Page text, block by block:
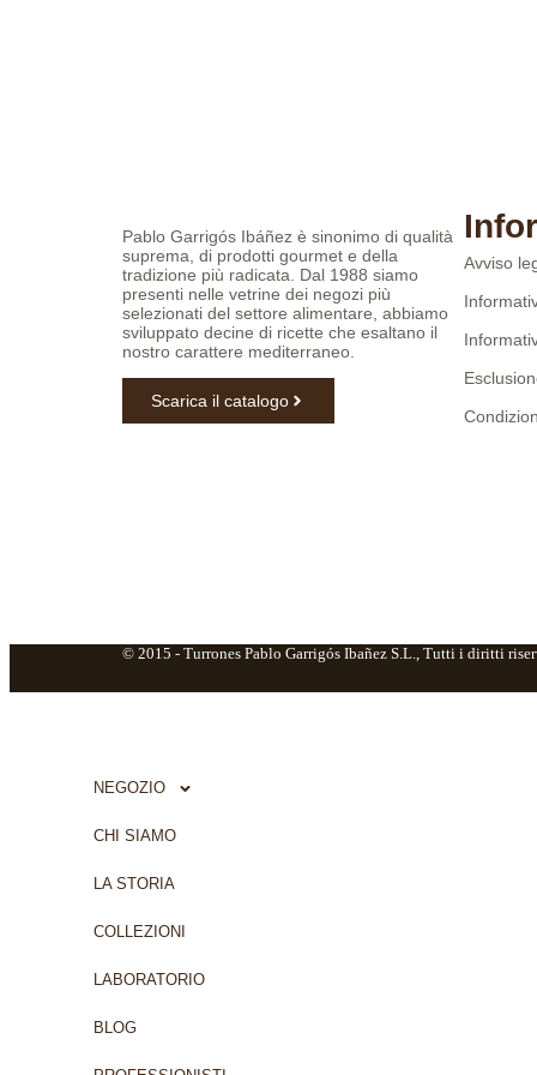
Pablo Garrigós Ibáñez è sinonimo di qualità
suprema, di prodotti gourmet e della
tradizione più radicata. Dal 1988 siamo
presenti nelle vetrine dei negozi più
selezionati del settore alimentare, abbiamo
sviluppato decine di ricette che esaltano il
nostro carattere mediterraneo.
Scarica il catalogo
Avviso
© 2015 - Turrones Pablo Garrigós Ibañez S.L., Tutti i diritti
NEGOZIO
CHI SIAMO
LA STORIA
COLLEZIONI
LABORATORIO
BLOG